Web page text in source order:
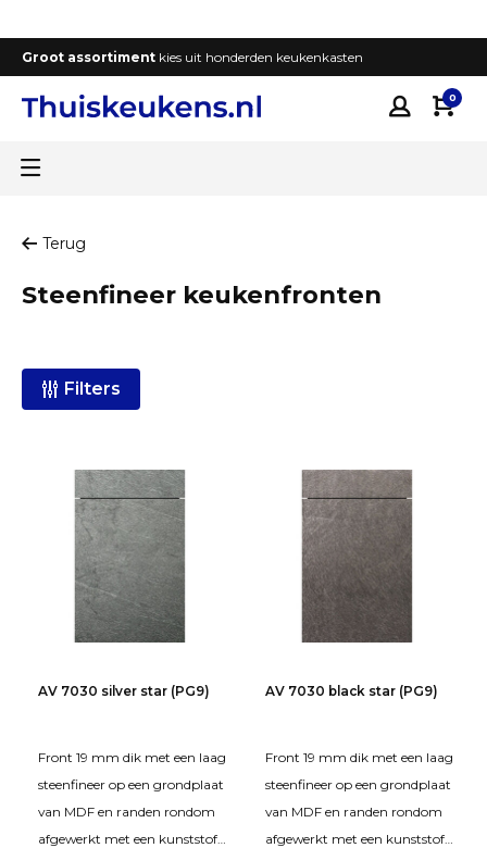
Groot assortiment kies uit honderden keukenkasten
0
Terug
Steenfineer keukenfronten
Filters
AV 7030 silver star (PG9)
Front 19 mm dik met een laag
steenfineer op een grondplaat
van MDF en randen rondom
afgewerkt met een kunststof
AV 7030 black star (PG9)
Front 19 mm dik met een laag
steenfineer op een grondplaat
van MDF en randen rondom
afgewerkt met een kunststof